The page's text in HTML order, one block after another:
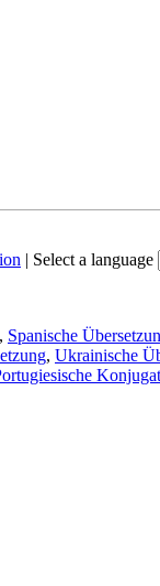
| Select a language
, Spanische
, Ukrainische